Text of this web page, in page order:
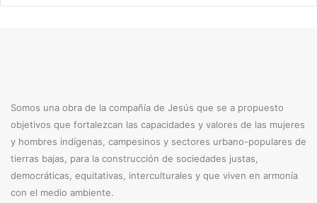
Somos una obra de la compañía de Jesús que se a propuesto
objetivos que fortalezcan las capacidades y valores de las mujeres
y hombres indígenas, campesinos y sectores urbano-populares de
tierras bajas, para la construcción de sociedades justas,
democráticas, equitativas, interculturales y que viven en armonía
con el medio ambiente.